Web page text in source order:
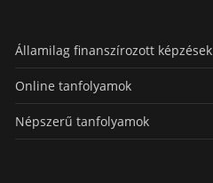
Államilag finanszírozott képzések
Online tanfolyamok
Népszerű tanfolyamok